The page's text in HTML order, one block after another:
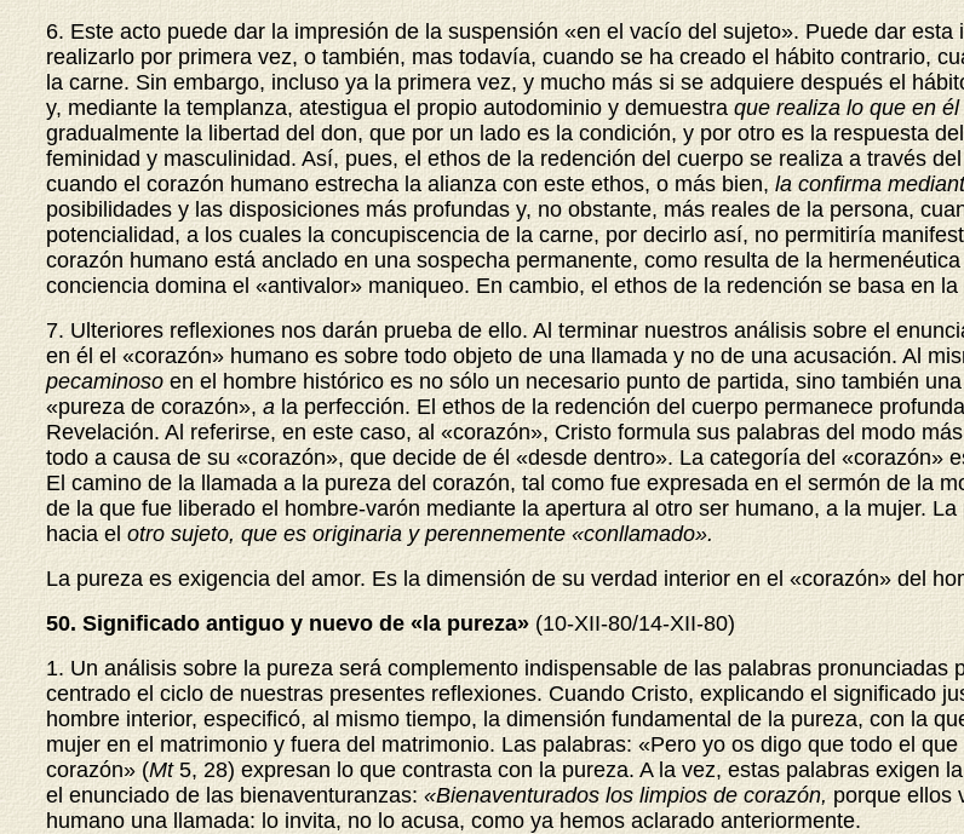
6. Este acto puede dar la impresión de la suspensión «en el vacío del sujeto». Puede dar
realizarlo por primera vez, o también, mas todavía, cuando se ha creado el hábito contrario,
la carne. Sin embargo, incluso ya la primera vez, y mucho más si se adquiere después el
y, mediante la templanza, atestigua el propio autodominio y demuestra que realiza lo que en
gradualmente la libertad del don, que por un lado es la condición, y por otro es la respuesta
feminidad y masculinidad. Así, pues, el ethos de la redención del cuerpo se realiza a través
cuando el corazón humano estrecha la alianza con este ethos, o más bien, la confirma
posibilidades y las disposiciones más profundas y, no obstante, más reales de la persona,
potencialidad, a los cuales la concupiscencia de la carne, por decirlo así, no permitiría
corazón humano está anclado en una sospecha permanente, como resulta de la
conciencia domina el «antivalor» maniqueo. En cambio, el ethos de la redención se basa en
7. Ulteriores reflexiones nos darán prueba de ello. Al terminar nuestros análisis sobre el
en él el «corazón» humano es sobre todo objeto de una llamada y no de una acusación. Al
pecaminoso en el hombre histórico es no sólo un necesario punto de partida, sino también una
«pureza de corazón», a la perfección. El ethos de la redención del cuerpo permanece
Revelación. Al referirse, en este caso, al «corazón», Cristo formula sus palabras del modo
todo a causa de su «corazón», que decide de él «desde dentro». La categoría del «corazón»
El camino de la llamada a la pureza del corazón, tal como fue expresada en el sermón de la
de la que fue liberado el hombre-varón mediante la apertura al otro ser humano, a la mujer.
hacia el otro sujeto, que es originaria y perennemente «conllamado».
La pureza es exigencia del amor. Es la dimensión de su verdad interior en el «corazón» del
50. Significado antiguo y nuevo de «la pureza» (10-XII-80/14-XII-80)
1. Un análisis sobre la pureza será complemento indispensable de las palabras
centrado el ciclo de nuestras presentes reflexiones. Cuando Cristo, explicando el significado
hombre interior, especificó, al mismo tiempo, la dimensión fundamental de la pureza, con la
mujer en el matrimonio y fuera del matrimonio. Las palabras: «Pero yo os digo que todo el
corazón» (Mt5, 28) expresan lo que contrasta con la pureza. A la vez, estas palabras exigen
el enunciado de las bienaventuranzas: «Bienaventurados los limpios de corazón, porque ellos
humano una llamada: lo invita, no lo acusa, como ya hemos aclarado anteriormente.